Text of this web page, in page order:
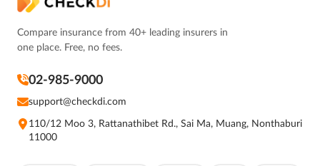
Compare insurance from 40+ leading insurers in
one place. Free, no fees.
02-985-9000
support@checkdi.com
110/12 Moo 3, Rattanathibet Rd., Sai Ma, Muang, Nonthaburi
11000